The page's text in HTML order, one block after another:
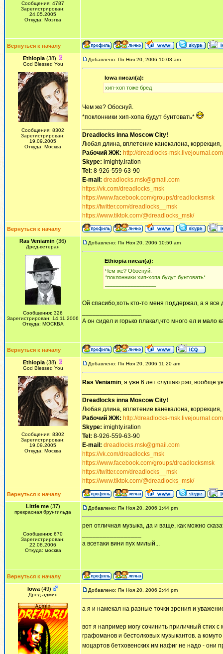
Сообщения: 4787
Зарегистрирован:
24.05.2005
Откуда: Мозгва
Вернуться к началу
Ethiopia(38)
God Blessed You
Сообщения: 8302
Зарегистрирован:
19.09.2005
Откуда: Москва
Добавлено: Пн Ноя 20, 2006 10:03 am
Iowa писал(а):
хип-хоп тоже бред
Чем же? Обоснуй.
*поклонники хип-хопа будут бунтовать*
Dreadlocks inna Moscow Сity!
Любая длина, вплетение канекалона,
Рабочий ЖЖ: http://dreadlocks-
Skype: imighty.iration
Tel: 8-926-559-63-90
E-mail: dreadlocks.msk@gmail.com
https://vk.com/dreadlocks_msk
https://www.facebook.com/groups/dreadlocksmsk
https://twitter.com/dreadlocks__msk
https://www.tiktok.com/@dreadlocks_msk/
Вернуться к началу
Ras Veniamin (36)
Дред-ветеран
Сообщения: 326
Зарегистрирован: 14.11.2006
Откуда: МОСКВА
Добавлено: Пн Ноя 20, 2006 10:50 am
Ethiopia писал(а):
Чем же? Обоснуй.
*поклонники хип-хопа будут бунтовать*
Ой спасибо,хоть кто-то меня поддержал, а я
А он сидел и горько плакал,что много ел и мало
Вернуться к началу
Ethiopia(38)
God Blessed You
Сообщения: 8302
Зарегистрирован:
19.09.2005
Откуда: Москва
Добавлено: Пн Ноя 20, 2006 11:20 am
Ras Veniamin, я уже 6 лет слушаю рэп, вообще
Dreadlocks inna Moscow Сity!
Любая длина, вплетение канекалона,
Рабочий ЖЖ: http://dreadlocks-
Skype: imighty.iration
Tel: 8-926-559-63-90
E-mail: dreadlocks.msk@gmail.com
https://vk.com/dreadlocks_msk
https://www.facebook.com/groups/dreadlocksmsk
https://twitter.com/dreadlocks__msk
https://www.tiktok.com/@dreadlocks_msk/
Вернуться к началу
Little me(37)
прекрасная брунгильда
Сообщения: 670
Зарегистрирован:
22.08.2006
Откуда: москва
Добавлено: Пн Ноя 20, 2006 1:44 pm
реп отличная музыка, да и ваще, как можно
а всетаки вини пух милый...
Вернуться к началу
Iowa (49)
Дред-админ
Добавлено: Пн Ноя 20, 2006 2:44 pm
а я и намекал на разные точки зрения и
вот я например могу сочинить приличный стих
графоманов и бестолковых музыкантов. а
моцартов бетховенских им нафиг не надо - они